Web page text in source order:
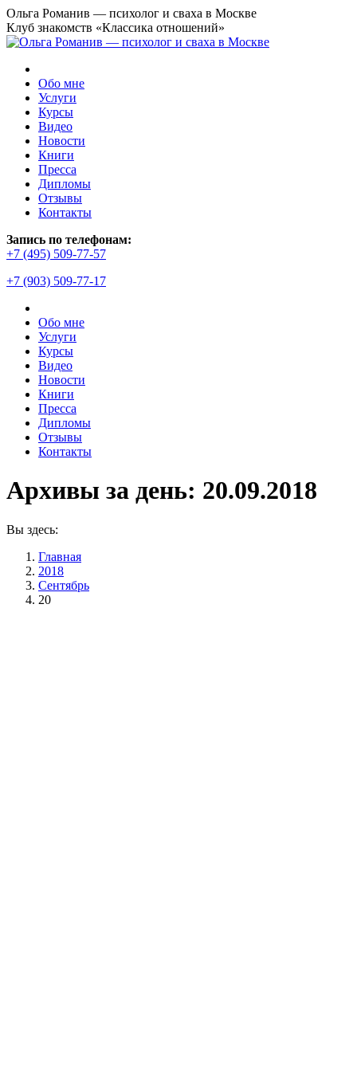
Перейти
к
содержанию
Ольга Романив — психолог и сваха в Москве
Клуб знакомств «Классика отношений»
Обо мне
Услуги
Курсы
Видео
Новости
Книги
Пресса
Дипломы
Отзывы
Контакты
Запись по телефонам:
+7 (495) 509-77-57
+7 (903) 509-77-17
Обо мне
Услуги
Курсы
Видео
Новости
Книги
Пресса
Дипломы
Отзывы
Контакты
Архивы за день: 20.09.2018
Вы здесь:
Главная
2018
Сентябрь
20